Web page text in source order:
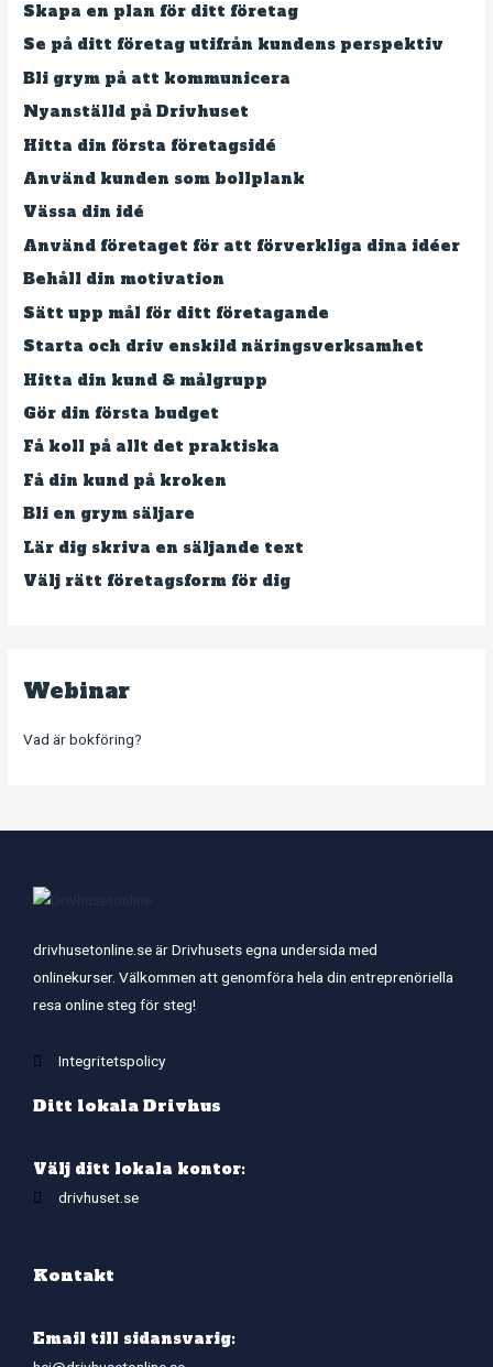
Skapa en plan för ditt företag
Se på ditt företag utifrån kundens perspektiv
Bli grym på att kommunicera
Nyanställd på Drivhuset
Hitta din första företagsidé
Använd kunden som bollplank
Vässa din idé
Använd företaget för att förverkliga dina idéer
Behåll din motivation
Sätt upp mål för ditt företagande
Starta och driv enskild näringsverksamhet
Hitta din kund & målgrupp
Gör din första budget
Få koll på allt det praktiska
Få din kund på kroken
Bli en grym säljare
Lär dig skriva en säljande text
Välj rätt företagsform för dig
Webinar
Vad är bokföring?
drivhusetonline.se är Drivhusets egna undersida med
onlinekurser. Välkommen att genomföra hela din entreprenöriella
resa online steg för steg!
Integritetspolicy
Ditt lokala Drivhus
Välj ditt lokala kontor:
drivhuset.se
Kontakt
Email till sidansvarig: